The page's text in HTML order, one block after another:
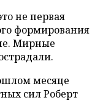
не первая
формирования
Мирные
месяце
сил Роберт